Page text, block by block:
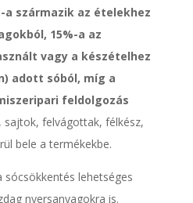
a származik az ételekhez
15%-a az
vagy a készételhez
adott sóból, míg a
feldolgozás
sajtok, felvágottak, félkész,
bele a termékekbe.
sócsökkentés lehetséges
nyersanyagokra is.